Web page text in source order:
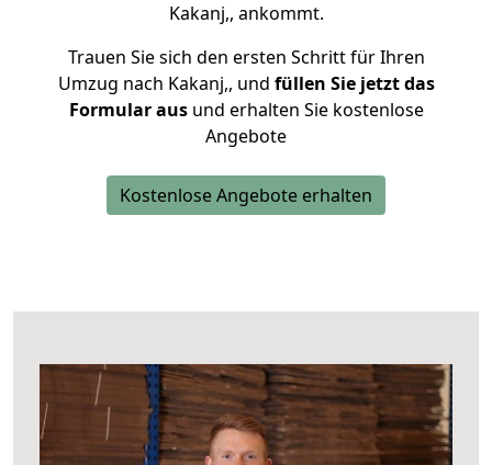
Kakanj,, ankommt.
Trauen Sie sich den ersten Schritt für Ihren
Umzug nach Kakanj,, und füllen Sie jetzt das
Formular ausund erhalten Sie kostenlose
Angebote
Kostenlose Angebote erhalten